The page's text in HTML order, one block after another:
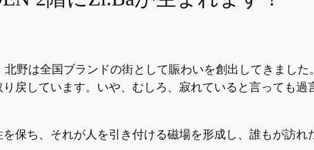
野は全国ブランドの街として賑わいを創出してきました
戻しています。いや、むしろ、寂れていると言っても過
保ち、それが人を引き付ける磁場を形成し、誰もが訪れ